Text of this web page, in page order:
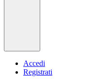
Accedi
Registrati